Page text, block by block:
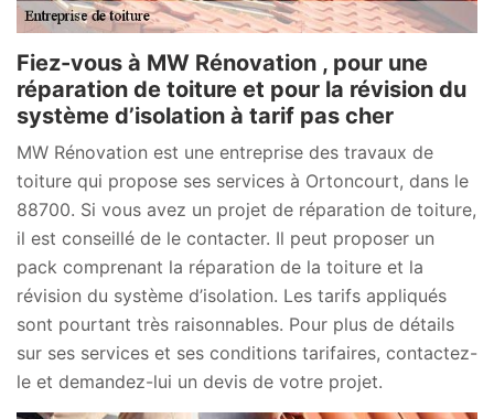
Fiez-vous à MW Rénovation , pour une
réparation de toiture et pour la révision du
système d’isolation à tarif pas cher
MW Rénovation est une entreprise des travaux de
toiture qui propose ses services à Ortoncourt, dans le
88700. Si vous avez un projet de réparation de toiture,
il est conseillé de le contacter. Il peut proposer un
pack comprenant la réparation de la toiture et la
révision du système d’isolation. Les tarifs appliqués
sont pourtant très raisonnables. Pour plus de détails
sur ses services et ses conditions tarifaires, contactez-
le et demandez-lui un devis de votre projet.